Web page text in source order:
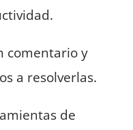
comentario y
a resolverlas.
de